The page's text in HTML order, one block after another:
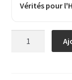
Vérités pour